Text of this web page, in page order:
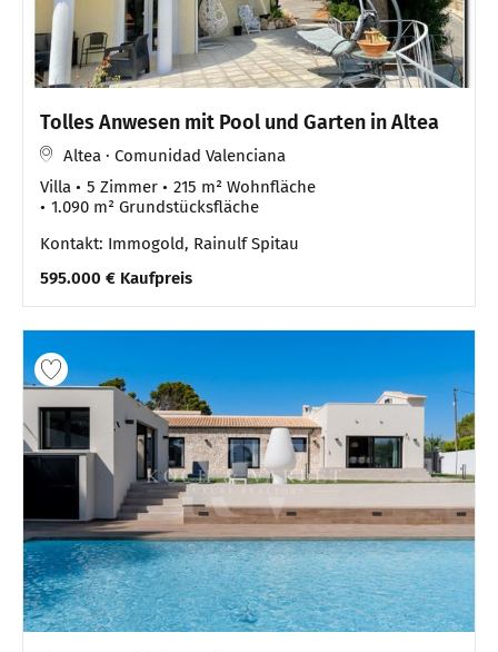
Tolles Anwesen mit Pool und Garten in Altea
Altea · Comunidad Valenciana
Villa
5 Zimmer
215 m² Wohnfläche
1.090 m² Grundstücksfläche
Kontakt: Immogold, Rainulf Spitau
595.000 € Kaufpreis